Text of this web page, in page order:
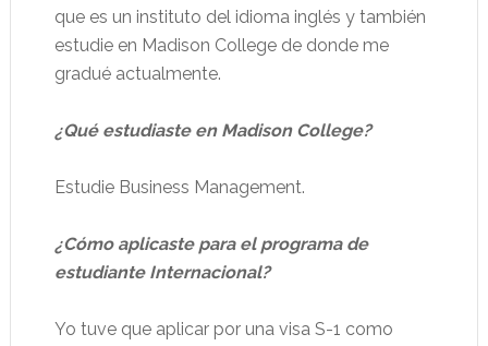
que es un instituto del idioma inglés y también
estudie en Madison College de donde me
gradué actualmente.
¿Qué estudiaste en Madison College?
Estudie Business Management.
¿Cómo aplicaste para el programa de
estudiante Internacional?
Yo tuve que aplicar por una visa S-1 como